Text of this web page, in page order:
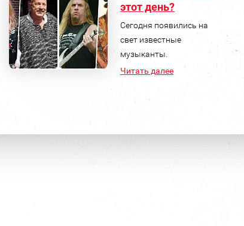
этот день?
Сегодня появились на
свет известные
музыканты.
Читать далее